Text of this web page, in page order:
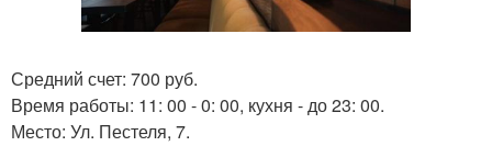
Средний счет: 700 руб.
Время работы: 11: 00 - 0: 00, кухня - до 23: 00.
Место: Ул. Пестеля, 7.